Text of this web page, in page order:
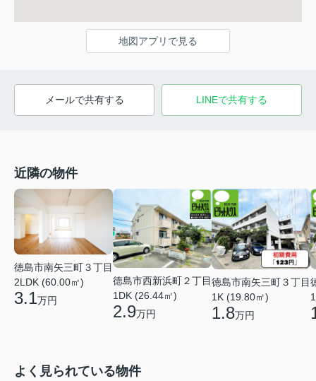
地図アプリで見る
メールで共有する LINEで共有する
近隣の物件
徳島市南矢三町３丁目
2LDK (60.00㎡)
3.1万円
徳島市西新浜町２丁目
1DK (26.44㎡)
2.9万円
徳島市南矢三町３丁目
1K (19.80㎡)
1.8万円
よく見られている物件